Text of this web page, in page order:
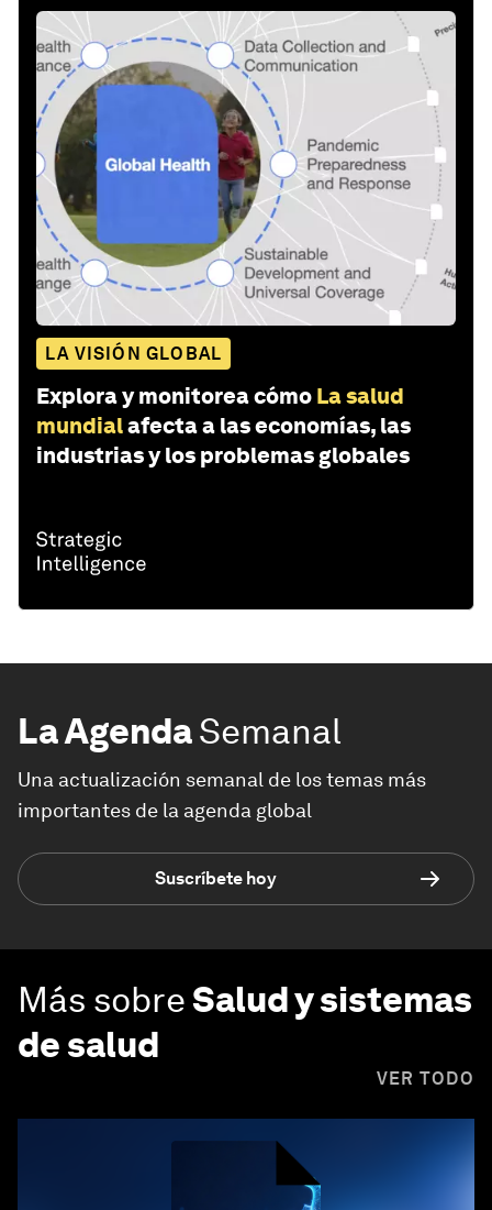
LA VISIÓN GLOBAL
Explora y monitorea cómo La salud
mundialafecta a las economías, las
industrias y los problemas globales
La AgendaSemanal
Una actualización semanal de los temas más
importantes de la agenda global
Suscríbete hoy
Más sobreSalud y sistemas
de salud
VER TODO